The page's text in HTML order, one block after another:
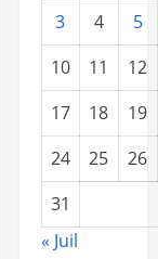
3 4
5
10
11
12
17
18
19
24
25
26
31
« Juil